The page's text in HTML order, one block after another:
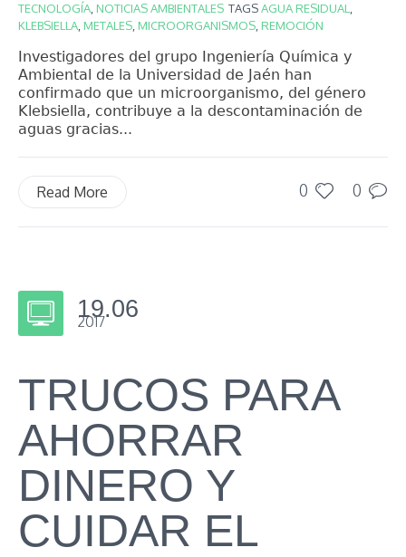
TECNOLOGÍA,NOTICIAS AMBIENTALES TAGSAGUA RESIDUAL,
KLEBSIELLA,METALES,MICROORGANISMOS,REMOCIÓN
Investigadores del grupo Ingeniería Química y
Ambiental de la Universidad de Jaén han
confirmado que un microorganismo, del género
Klebsiella, contribuye a la descontaminación de
aguas gracias...
0 0
Read More
19.06
2017
TRUCOS PARA
AHORRAR
DINERO Y
CUIDAR EL